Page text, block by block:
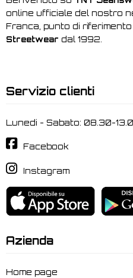
online ufficiale del nostro
Franca, punto di
Streetwear dal 1992.
Servizio clienti
Lunedi - Sabato: 08.30-
Facebook
Instagram
Azienda
Home page